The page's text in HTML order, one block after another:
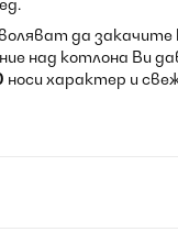
да закачите
над котлона Ви
носи характер и